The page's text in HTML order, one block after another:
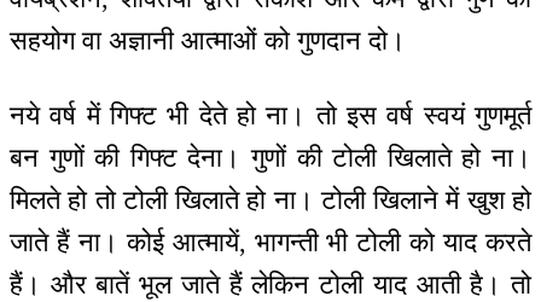
सहयोग वा अज्ञानी आत्माओं को गुणदान दो।
नये वर्ष में गिफ्ट भी देते हो ना। तो इस वर्ष स्वयं गुणमूर्त
बन गुणों की गिफ्ट देना। गुणों की टोली खिलाते हो ना।
मिलते हो तो टोली खिलाते हो ना। टोली खिलाने में खुश हो
जाते हैं ना। कोई आत्मायें, भागन्ती भी टोली को याद करते
हैं। और बातें भूल जाते हैं लेकिन टोली याद आती है। तो